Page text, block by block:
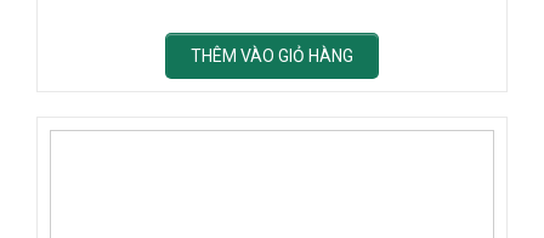
THÊM VÀO GIỎ HÀNG